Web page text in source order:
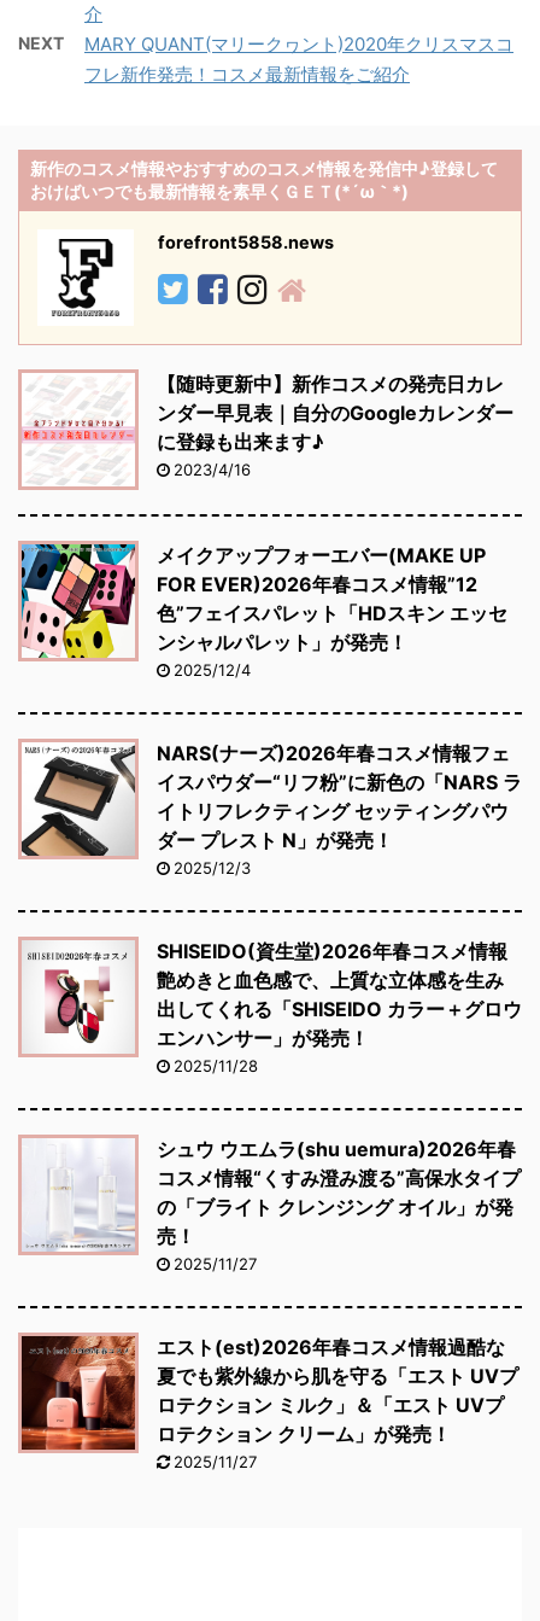
介
NEXT
MARY QUANT(マリークヮント)2020年クリスマスコ
フレ新作発売！コスメ最新情報をご紹介
新作のコスメ情報やおすすめのコスメ情報を発信中♪登録して
おけばいつでも最新情報を素早くＧＥＴ(*´ω｀*)
forefront5858.news
【随時更新中】新作コスメの発売日カレ
ンダー早見表｜自分のGoogleカレンダー
に登録も出来ます♪
2023/4/16
メイクアップフォーエバー(MAKE UP
FOR EVER)2026年春コスメ情報”12
色”フェイスパレット「HDスキン エッセ
ンシャルパレット」が発売！
2025/12/4
NARS(ナーズ)2026年春コスメ情報フェ
イスパウダー“リフ粉”に新色の「NARS ラ
イトリフレクティング セッティングパウ
ダー プレスト N」が発売！
2025/12/3
SHISEIDO(資生堂)2026年春コスメ情報
艶めきと血色感で、上質な立体感を生み
出してくれる「SHISEIDO カラー＋グロウ
エンハンサー」が発売！
2025/11/28
シュウ ウエムラ(shu uemura)2026年春
コスメ情報“くすみ澄み渡る”高保水タイプ
の「ブライト クレンジング オイル」が発
売！
2025/11/27
エスト(est)2026年春コスメ情報過酷な
夏でも紫外線から肌を守る「エスト UVプ
ロテクション ミルク」＆「エスト UVプ
ロテクション クリーム」が発売！
2025/11/27